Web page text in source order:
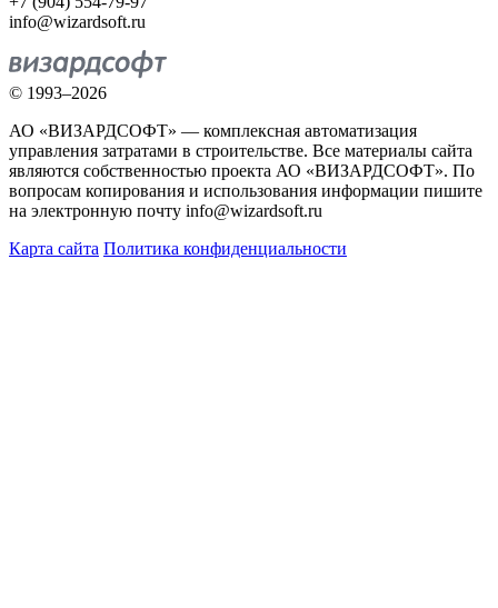
info@wizardsoft.ru
© 1993–2026
АО «ВИЗАРДСОФТ» — комплексная автоматизация
управления затратами в строительстве. Все материалы сайта
являются собственностью проекта АО «ВИЗАРДСОФТ». По
вопросам копирования и использования информации пишите
на электронную почту info@wizardsoft.ru
Карта сайта Политика конфиденциальности